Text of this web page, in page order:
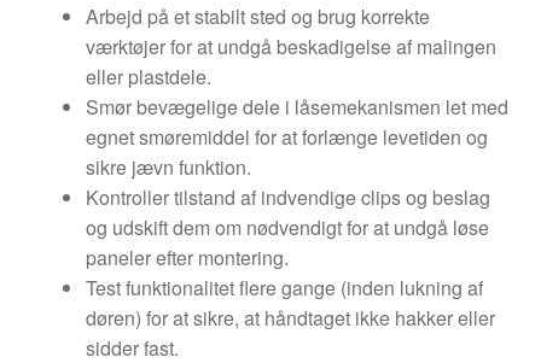
Arbejd på et stabilt sted og brug korrekte
værktøjer for at undgå beskadigelse af malingen
eller plastdele.
Smør bevægelige dele i låsemekanismen let med
egnet smøremiddel for at forlænge levetiden og
sikre jævn funktion.
Kontroller tilstand af indvendige clips og beslag
og udskift dem om nødvendigt for at undgå løse
paneler efter montering.
Test funktionalitet flere gange (inden lukning af
døren) for at sikre, at håndtaget ikke hakker eller
sidder fast.